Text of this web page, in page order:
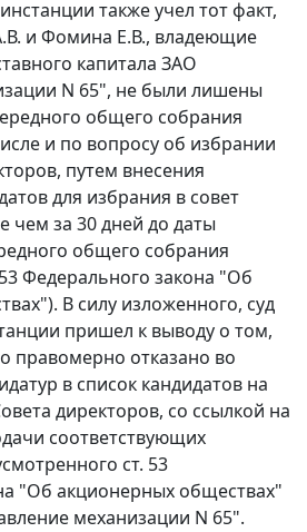
также учел тот факт,
и Фомина Е.В., владеющие
капитала ЗАО
N 65", не были лишены
общего собрания
и по вопросу об избрании
путем внесения
для избрания в совет
чем за 30 дней до даты
общего собрания
Федерального закона "Об
В силу изложенного, суд
пришел к выводу о том,
правомерно отказано во
в список кандидатов на
директоров, со ссылкой на
соответствующих
ст. 53
"Об акционерных обществах"
механизации N 65".